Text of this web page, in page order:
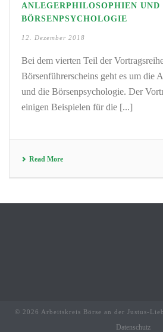
ANLEGERPHILOSOPHIEN UND
BÖRSENPSYCHOLOGIE
12. Dezember 2018
Bei dem vierten Teil der
Börsenführerscheins geht es um die
und die Börsenpsychologie. Der
einigen Beispielen für die [...]
Read More
© 2026 Arbeitskreis Börse an der Justus-
Datenschutz